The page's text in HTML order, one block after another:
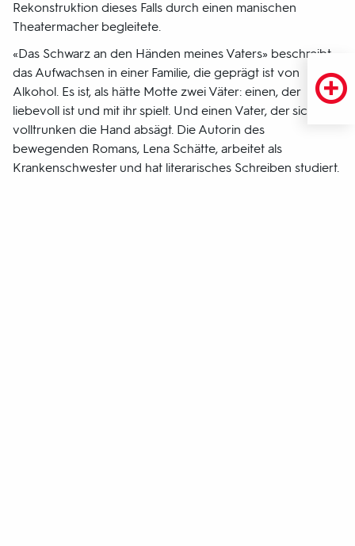
Rekonstruktion dieses Falls durch einen manischen
Theatermacher begleitete.
«Das Schwarz an den Händen meines Vaters» beschreibt
das Aufwachsen in einer Familie, die geprägt ist von
Alkohol. Es ist, als hätte Motte zwei Väter: einen, der
liebevoll ist und mit ihr spielt. Und einen Vater, der sich
volltrunken die Hand absägt. Die Autorin des
bewegenden Romans, Lena Schätte, arbeitet als
Krankenschwester und hat literarisches Schreiben studiert.